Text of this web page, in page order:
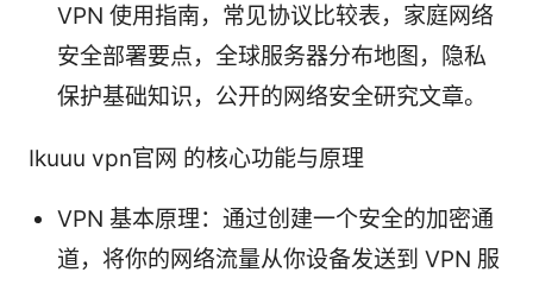
VPN 使用指南，常见协议比较表，家庭网络
安全部署要点，全球服务器分布地图，隐私
保护基础知识，公开的网络安全研究文章。
Ikuuu vpn官网 的核心功能与原理
VPN 基本原理：通过创建一个安全的加密通
道，将你的网络流量从你设备发送到 VPN 服